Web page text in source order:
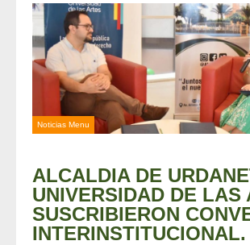
Noticias Menu
ALCALDIA DE
UNIVERSIDAD DE LAS
SUSCRIBIERON
INTERINSTITUCIONAL.